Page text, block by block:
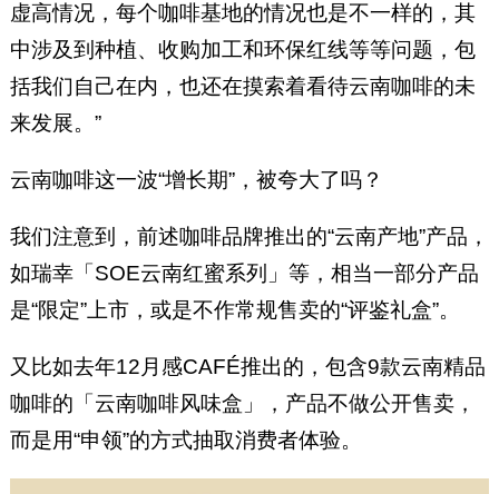
虚高情况，每个咖啡基地的情况也是不一样的，其
中涉及到种植、收购加工和环保红线等等问题，包
括我们自己在内，也还在摸索着看待云南咖啡的未
来发展。”
云南咖啡这一波“增长期”，被夸大了吗？
我们注意到，前述咖啡品牌推出的“云南产地”产品，
如瑞幸「SOE云南红蜜系列」等，相当一部分产品
是“限定”上市，或是不作常规售卖的“评鉴礼盒”。
又比如去年12月感CAFÉ推出的，包含9款云南精品
咖啡的「云南咖啡风味盒」，产品不做公开售卖，
而是用“申领”的方式抽取消费者体验。